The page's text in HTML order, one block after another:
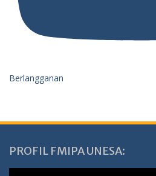
Berlangganan
PROFIL FMIPA UNESA: